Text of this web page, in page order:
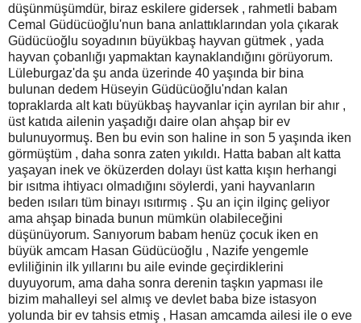
düşünmüşümdür, biraz eskilere gidersek , rahmetli babam
Cemal Güdücüoğlu'nun bana anlattıklarından yola çıkarak
Güdücüoğlu soyadının büyükbaş hayvan gütmek , yada
hayvan çobanlığı yapmaktan kaynaklandığını görüyorum.
Lüleburgaz'da şu anda üzerinde 40 yaşında bir bina
bulunan dedem Hüseyin Güdücüoğlu'ndan kalan
topraklarda alt katı büyükbaş hayvanlar için ayrılan bir ahır ,
üst katıda ailenin yaşadığı daire olan ahşap bir ev
bulunuyormuş. Ben bu evin son haline in son 5 yaşında iken
görmüştüm , daha sonra zaten yıkıldı. Hatta baban alt katta
yaşayan inek ve öküzerden dolayı üst katta kışın herhangi
bir ısıtma ihtiyacı olmadığını söylerdi, yani hayvanların
beden ısıları tüm binayı ısıtırmış . Şu an için ilginç geliyor
ama ahşap binada bunun mümkün olabileceğini
düşünüyorum. Sanıyorum babam henüz çocuk iken en
büyük amcam Hasan Güdücüoğlu , Nazife yengemle
evliliğinin ilk yıllarını bu aile evinde geçirdiklerini
duyuyorum, ama daha sonra derenin taşkın yapması ile
bizim mahalleyi sel almış ve devlet baba bize istasyon
yolunda bir ev tahsis etmiş , Hasan amcamda ailesi ile o eve